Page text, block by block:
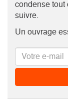
condense tout
suivre.
Un ouvrage